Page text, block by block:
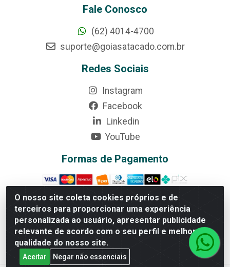
O nosso site coleta cookies próprios e de
terceiros para proporcionar uma experiência
personalizada ao usuário, apresentar publicidade
relevante de acordo com o seu perfil e melhorar a
qualidade do nosso site.
Aceitar Negar não essenciais
Fale Conosco
(62) 4014-4700
suporte@goiasatacado.com.br
Redes Sociais
Instagram
Facebook
Linkedin
YouTube
Formas de Pagamento
Rede Brasil - Avenida Universitária, nº 3860, Jardim das
Américas II Etapa - Anápolis/GO - CEP 75070-415 -
CNPJ 07.728.073/0002-24